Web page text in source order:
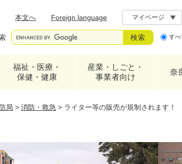
本文へ
Foreign language マイページ
すべ
福祉・医療・
保健・健康
産業・しごと・
事業者向け
奈
局 > 消防・救急 > ライター等の販売が規制されます！